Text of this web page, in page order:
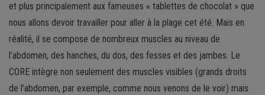
et plus principalement aux fameuses « tablettes de chocolat » que
nous allons devoir travailler pour aller à la plage cet été. Mais en
réalité, il se compose de nombreux muscles au niveau de
l’abdomen, des hanches, du dos, des fesses et des jambes. Le
CORE intègre non seulement des muscles visibles (grands droits
de l’abdomen, par exemple, comme nous venons de le voir) mais